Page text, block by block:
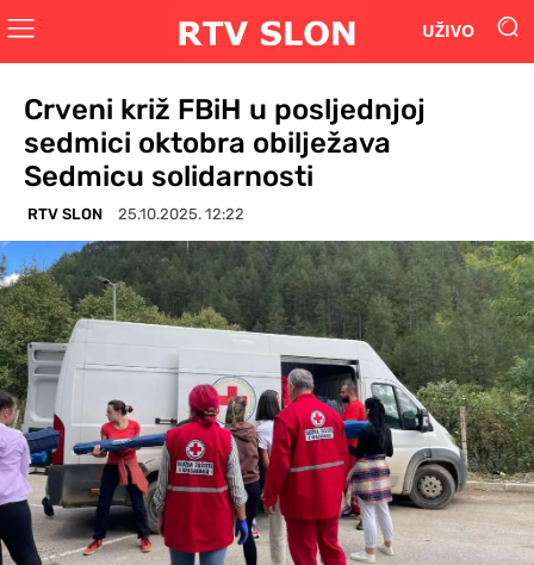
UŽIVO
Crveni križ FBiH u posljednjoj
sedmici oktobra obilježava
Sedmicu solidarnosti
RTV SLON 25.10.2025. 12:22